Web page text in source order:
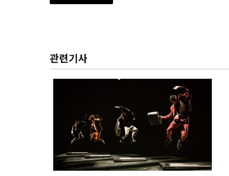
관련기사